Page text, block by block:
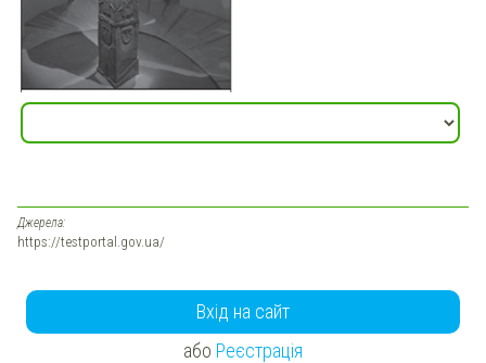
Джерела:
https://testportal.gov.ua/
Вхід на сайт
або Реєстрація